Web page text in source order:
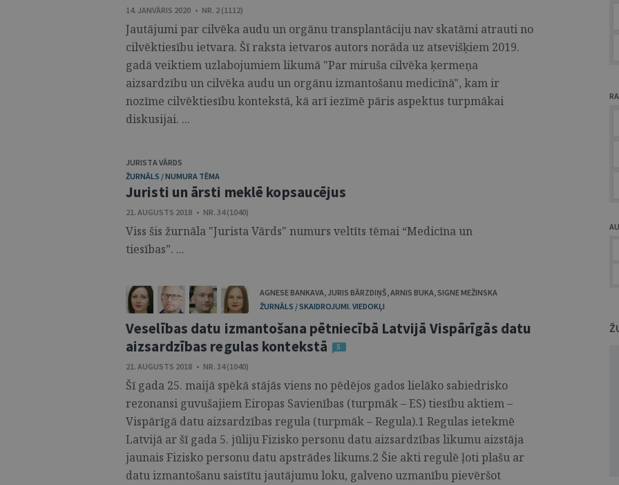
14. JANVĀRIS 2020 • NR. 2 (1112)
Jautājumi par cilvēka audu un orgānu transplantāciju nav skatāmi atrauti no
cilvēktiesību ietvara. Šī raksta ietvaros autors norāda uz atsevišķiem 2019.
gadā veiktiem uzlabojumiem likumā "Par miruša cilvēka ķermeņa
aizsardzību un cilvēka audu un orgānu izmantošanu medicīnā", kam ir
nozīme cilvēktiesību kontekstā, kā arī iezīmē pāris aspektus turpmākai
diskusijai. ...
JURISTA VĀRDS
ŽURNĀLS / NUMURA TĒMA
Juristi un ārsti meklē kopsaucējus
21. AUGUSTS 2018 • NR. 34 (1040)
Viss šis žurnāla "Jurista Vārds" numurs veltīts tēmai “Medicīna un
tiesības”. ...
AGNESE BANKAVA, JURIS BĀRZDIŅŠ,ARNIS BUKA,SIGNE MEŽINSKA
ŽURNĀLS / SKAIDROJUMI. VIEDOKĻI
Veselības datu izmantošana pētniecībā Latvijā Vispārīgās datu
aizsardzības regulas kontekstā
5
21. AUGUSTS 2018 • NR. 34 (1040)
Šī gada 25. maijā spēkā stājās viens no pēdējos gados lielāko sabiedrisko
rezonansi guvušajiem Eiropas Savienības (turpmāk – ES) tiesību aktiem –
Vispārīgā datu aizsardzības regula (turpmāk – Regula).1 Regulas ietekmē
Latvijā ar šī gada 5. jūliju Fizisko personu datu aizsardzības likumu aizstāja
jaunais Fizisko personu datu apstrādes likums.2 Šie akti regulē ļoti plašu ar
datu izmantošanu saistītu jautājumu loku, galveno uzmanību pievēršot